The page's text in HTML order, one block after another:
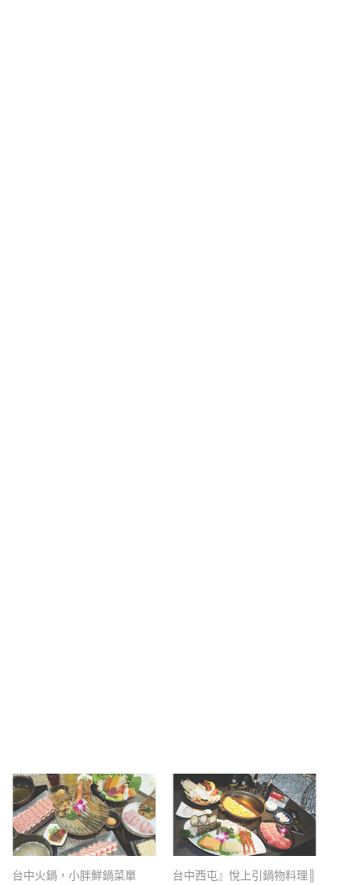
台中火鍋，小胖鮮鍋菜單
台中西屯』悅上引鍋物料理║